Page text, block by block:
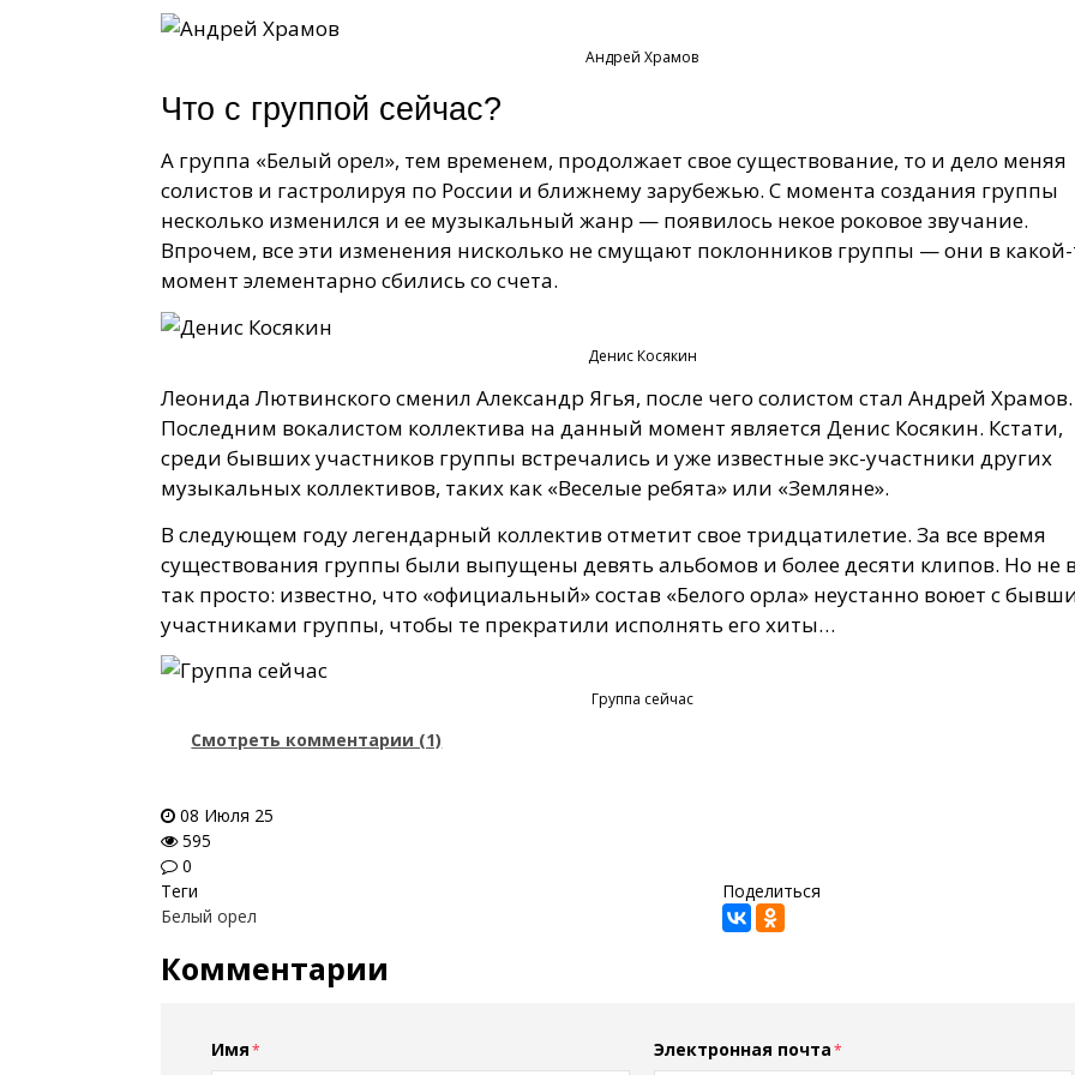
Андрей Храмов
Что с группой сейчас?
А группа «Белый орел», тем временем, продолжает свое существование, то и дело меняя
солистов и гастролируя по России и ближнему зарубежью. С момента создания группы
несколько изменился и ее музыкальный жанр — появилось некое роковое звучание.
Впрочем, все эти изменения нисколько не смущают поклонников группы — они в
момент элементарно сбились со счета.
Денис Косякин
Леонида Лютвинского сменил Александр Ягья, после чего солистом стал Андрей Храмов.
Последним вокалистом коллектива на данный момент является Денис Косякин. Кстати,
среди бывших участников группы встречались и уже известные экс-участники других
музыкальных коллективов, таких как «Веселые ребята» или «Земляне».
В следующем году легендарный коллектив отметит свое тридцатилетие. За все время
существования группы были выпущены девять альбомов и более десяти клипов. Но не
так просто: известно, что «официальный» состав «Белого орла» неустанно воюет с
участниками группы, чтобы те прекратили исполнять его хиты…
Группа сейчас
Смотреть комментарии (1)
08 Июля 25
595
0
Теги
Белый орел
Поделиться
Комментарии
Имя Электронная почта